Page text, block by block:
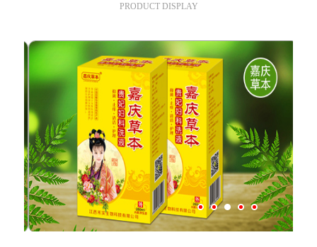
PRODUCT DISPLAY
< >